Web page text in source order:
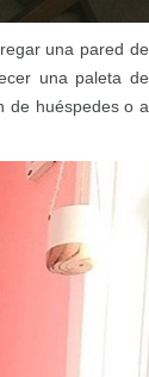
una pared de
una paleta de
de huéspedes o a